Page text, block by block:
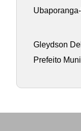
Gleydson
Prefeito